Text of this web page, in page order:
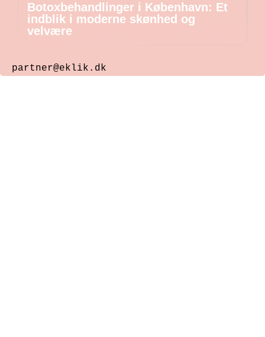
Botoxbehandlinger i København: Et
indblik i moderne skønhed og
velvære
partner@eklik.dk